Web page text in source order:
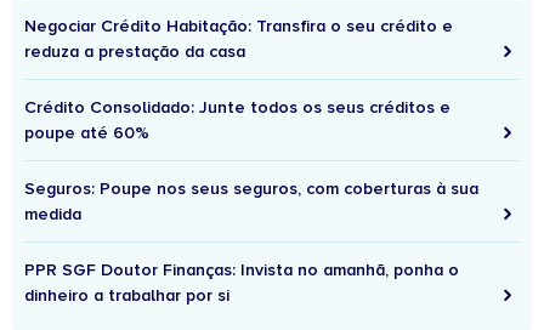
Negociar Crédito Habitação: Transfira o seu crédito e
reduza a prestação da casa
Crédito Consolidado: Junte todos os seus créditos e
poupe até 60%
Seguros: Poupe nos seus seguros, com coberturas à sua
medida
PPR SGF Doutor Finanças: Invista no amanhã, ponha o
dinheiro a trabalhar por si